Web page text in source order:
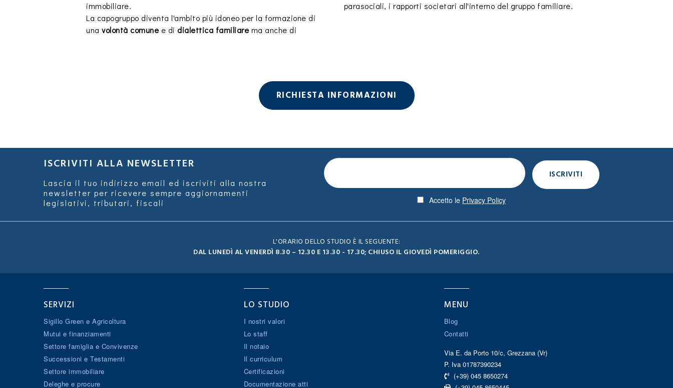
immobiliare.
La capogruppo diventa l'ambito più idoneo per la formazione di
una volontà comune e di dialettica familiare ma anche di
parasociali, i rapporti societari all'interno del gruppo familiare.
RICHIESTA INFORMAZIONI
ISCRIVITI ALLA NEWSLETTER
Lascia il tuo indirizzo email ed iscriviti alla nostra
newsletter per ricevere sempre aggiornamenti
legislativi, tributari, fiscali
Accetto le Privacy Policy
L'ORARIO DELLO STUDIO È IL SEGUENTE:
DAL LUNEDÌ AL VENERDÌ 8.30 – 12.30 E 13.30 - 17.30; CHIUSO IL GIOVEDÌ POMERIGGIO.
SERVIZI
Sigillo Green e Agricoltura
Mutui e finanziamenti
Settore famiglia e Convivenze
Successioni e Testamenti
Settore immobiliare
Deleghe e procure
LO STUDIO
I nostri valori
Lo staff
Il notaio
Il curriculum
Certificazioni
Documentazione atti
MENU
Blog
Contatti
Via E. da Porto 10/c, Grezzana (Vr)
P. Iva 01787390234
(+39) 045 8650274